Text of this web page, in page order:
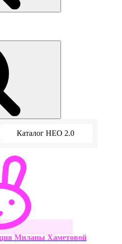
Каталог НЕО 2.0
Миланы Хаметовой